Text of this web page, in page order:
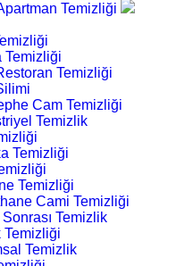
Temizliği
Temizliği
Temizliği
Cam Temizliği
Temizlik
Temizliği
Temizliği
Cami Temizliği
Temizlik
Temizliği
Temizlik